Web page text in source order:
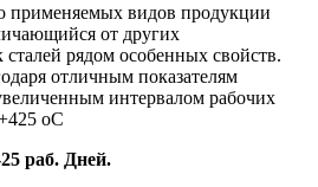
применяемых видов продукции
от других
рядом особенных свойств.
отличным показателям
интервалом рабочих
оС
раб. Дней.